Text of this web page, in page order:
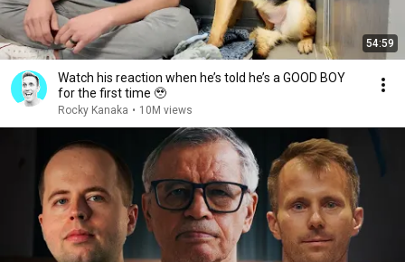
54:59
Watch his reaction when he’s told he’s a GOOD BOY
for the first time 🥹
Rocky Kanaka • 10M views